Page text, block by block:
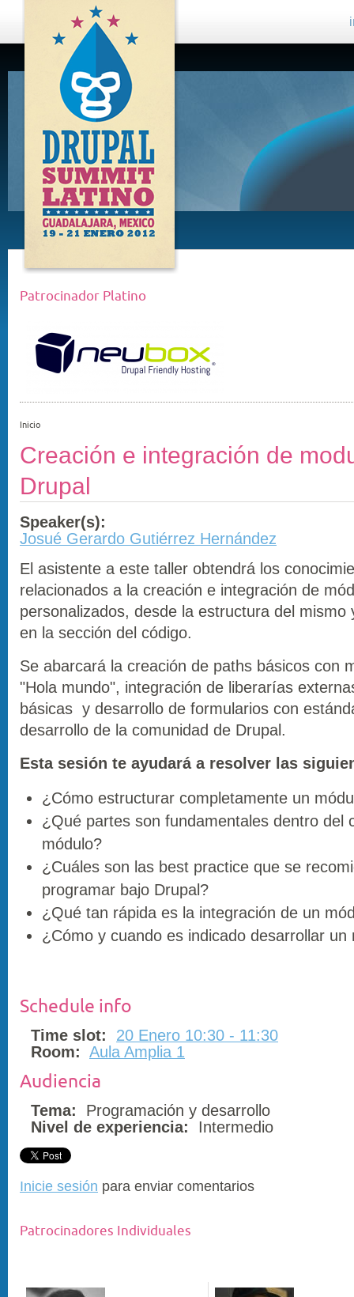
DRUPAL
SUMMIT
LATINO,
GUADALAJARA
2012
Patrocinador Platino
Inicio
Creación e integración de
Drupal
Speaker(s):
Josué Gerardo Gutiérrez Hernández
El asistente a este taller obtendrá los
relacionados a la creación e integración de
personalizados, desde la estructura del mismo
en la sección del código.
Se abarcará la creación de paths básicos con
"Hola mundo", integración de liberarías
básicas y desarrollo de formularios con
desarrollo de la comunidad de Drupal.
Esta sesión te ayudará a resolver las
¿Cómo estructurar completamente un
¿Qué partes son fundamentales dentro del
módulo?
¿Cuáles son las best practice que se
programar bajo Drupal?
¿Qué tan rápida es la integración de un
¿Cómo y cuando es indicado desarrollar un
Schedule info
Time slot:
20 Enero 10:30 - 11:30
Room: Aula Amplia 1
Audiencia
Tema:
Programación y desarrollo
Nivel de experiencia:
Intermedio
Inicie sesión para enviar comentarios
Patrocinadores Individuales